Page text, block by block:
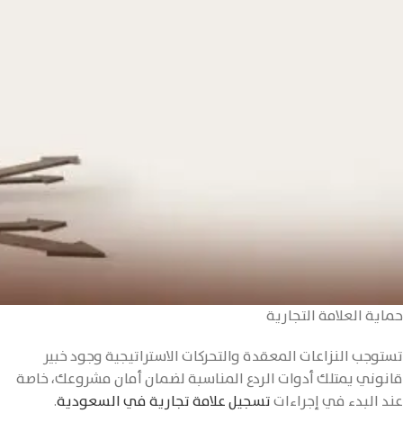
حماية العلامة التجارية
تستوجب النزاعات المعقدة والتحركات الاستراتيجية وجود خبير
قانوني يمتلك أدوات الردع المناسبة لضمان أمان مشروعك، خاصة
عند البدء في إجراءاتتسجيل علامة تجارية في السعودية.